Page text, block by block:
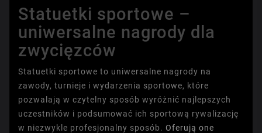
Statuetki sportowe –
uniwersalne nagrody dla
zwycięzców
Statuetki sportowe to uniwersalne nagrody na
zawody, turnieje i wydarzenia sportowe, które
pozwalają w czytelny sposób wyróżnić najlepszych
uczestników i podsumować ich sportową rywalizację
w niezwykle profesjonalny sposób. Oferują one